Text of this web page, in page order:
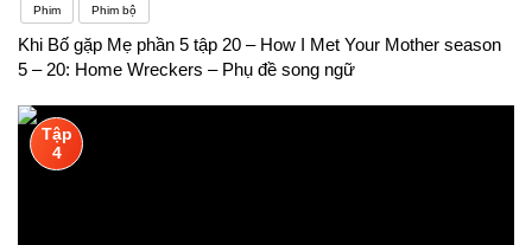
Phim Phim bộ
Khi Bố gặp Mẹ phần 5 tập 20 – How I Met Your Mother season
5 – 20: Home Wreckers – Phụ đề song ngữ
Tập
4